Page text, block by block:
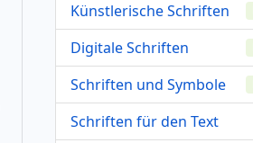
Künstlerische Schriften
Digitale Schriften
Schriften und Symbole
Schriften für den Text